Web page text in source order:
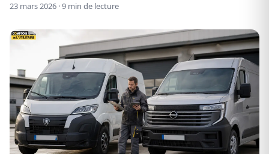
23 mars 2026 · 9 min de lecture